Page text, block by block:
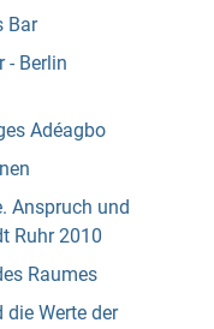
Bar
- Berlin
Adéagbo
Anspruch und
Ruhr 2010
Raumes
Werte der